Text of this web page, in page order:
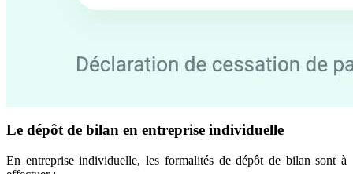
Le dépôt de bilan en entreprise individuelle
En entreprise individuelle, les formalités de dépôt de bilan sont à